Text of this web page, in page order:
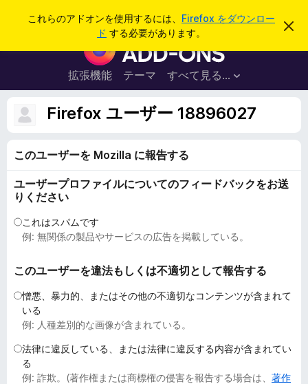
これらのアドオンを使用するには、 Firefox をダウンロー
ド する必要があります。
こ
を
F
i
r
e
f
ブ
ウ
ア
オ
拡張機能 テーマ すべて見る...
ログイン
Firefox ユーザー 18896027
このユーザーを Mozilla に報告する
ユーザープロファイルについてのフィードバックをお送
りください
これはスパムです
例: 無関係の製品やサービスの広告を掲載している。
このユーザーを違法もしくは不適切として報告する
憎悪、暴力的、またはその他の不適切なコンテンツが含まれて
いる
例: 人種差別的な画像が含まれている。
法律に違反している、または法律に違反する内容が含まれてい
る
例: 詐欺。(著作権または商標権の侵害を報告する場合は、 著作